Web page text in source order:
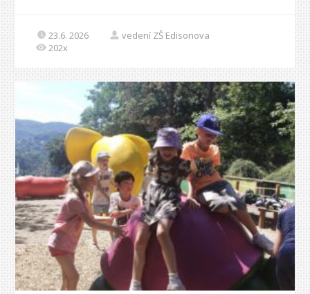
23.6. 2026
vedení ZŠ Edisonova
202x